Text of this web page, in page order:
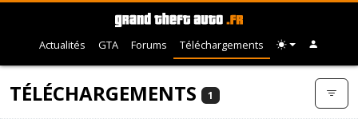
Actualités GTA Forums Téléchargements
TÉLÉCHARGEMENTS 1